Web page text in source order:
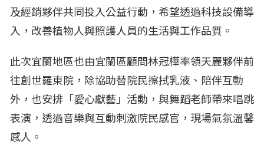
及經銷夥伴共同投入公益行動，希望透過科技設備導
入，改善植物人與照護人員的生活與工作品質。
此次宜蘭地區也由宜蘭區顧問林冠樺率領天麗夥伴前
往創世羅東院，除協助替院民擦拭乳液、陪伴互動
外，也安排「愛心獻藝」活動，與舞蹈老師帶來唱跳
表演，透過音樂與互動刺激院民感官，現場氣氛溫馨
感人。